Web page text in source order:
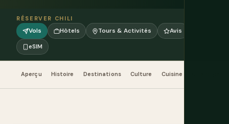
RÉSERVER CHILI
Vols Hôtels Tours & Activités
Avis
eSIM
Aperçu Histoire Destinations Culture Cuisine